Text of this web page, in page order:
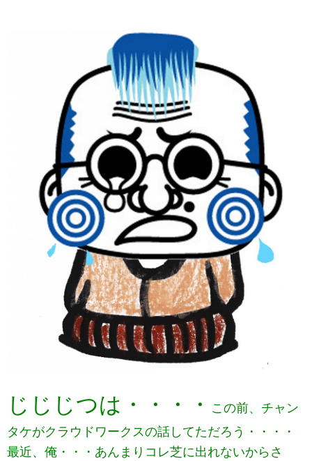
じじじつは・・・・
この前、チャン
タケがクラウドワークスの話してただろう・・・・
最近、俺・・・あんまりコレ芝に出れないからさ